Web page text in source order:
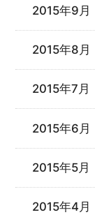
2015年9月
2015年8月
2015年7月
2015年6月
2015年5月
2015年4月